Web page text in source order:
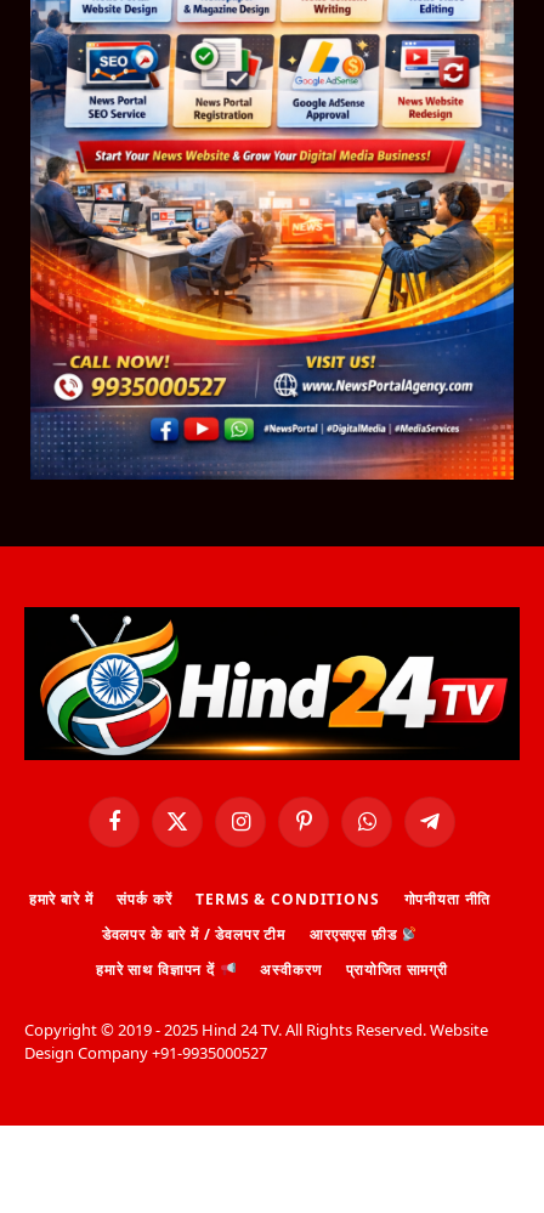
FacebookX
(Twitter)
InstagramPinterestWhatsAppTelegram
हमारे बारे में संपर्क करें TERMS & CONDITIONS
गोपनीयता नीति
डेवलपर के बारे में / डेवलपर टीम
आरएसएस फ़ीड
हमारे साथ विज्ञापन दें
अस्वीकरण प्रायोजित सामग्री
Copyright ©️ 2019 - 2025 Hind 24 TV. All Rights Reserved. Website
Design Company +91-9935000527